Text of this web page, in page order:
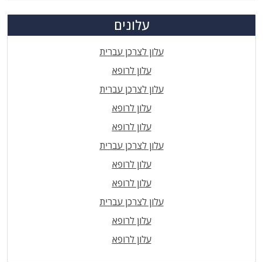
עלונים
עלון לצרכן עברית
עלון לרופא
עלון לצרכן עברית
עלון לרופא
עלון לרופא
עלון לצרכן עברית
עלון לרופא
עלון לרופא
עלון לצרכן עברית
עלון לרופא
עלון לרופא